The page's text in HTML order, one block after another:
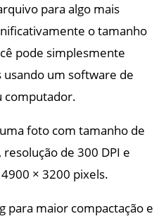
para algo mais
o tamanho
pode simplesmente
um software de
computador.
foto com tamanho de
de 300 DPI e
× 3200 pixels.
para maior compactação e